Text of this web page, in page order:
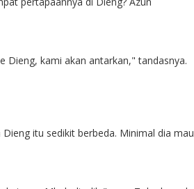
Dieng, kami akan antarkan," tandasnya.
itu sedikit berbeda. Minimal dia mau